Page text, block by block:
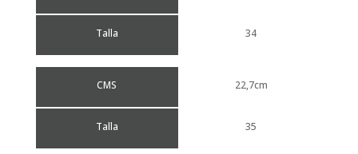
Talla 34
CMS
Talla
22,7cm
35